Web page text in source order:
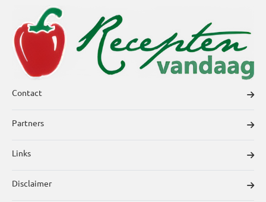
Contact
Partners
Links
Disclaimer